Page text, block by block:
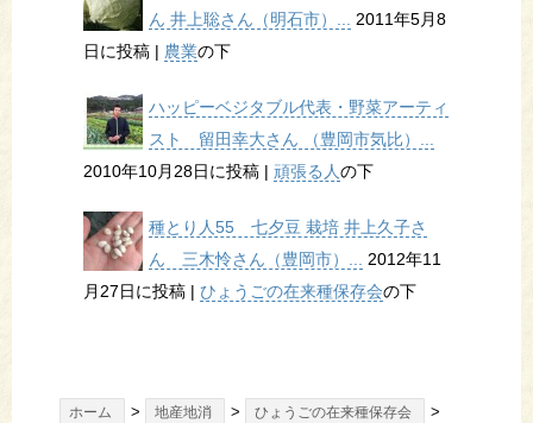
ん 井上聡さん（明石市）... 2011年5月8
日に投稿 | 農業の下
ハッピーベジタブル代表・野菜アーティ
スト 留田幸大さん （豊岡市気比）...
2010年10月28日に投稿 | 頑張る人の下
種とり人55 七夕豆 栽培 井上久子さ
ん 三木怜さん（豊岡市）... 2012年11
月27日に投稿 | ひょうごの在来種保存会の下
ホーム > 地産地消 > ひょうごの在来種保存会 >